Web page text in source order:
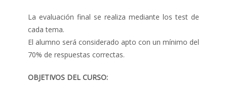
La evaluación final se realiza mediante los test de
cada tema.
El alumno será considerado apto con un mínimo del
70% de respuestas correctas.
OBJETIVOS DEL CURSO: